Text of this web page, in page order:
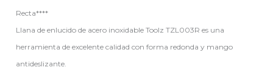
Recta****
Llana de enlucido de acero inoxidable Toolz TZL003R es una
herramienta de excelente calidad con forma redonda y mango
antideslizante.